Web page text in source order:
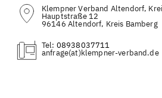
Klempner Verband Altendorf,
Hauptstraße 12
96146 Altendorf, Kreis Bamberg
Tel: 08938037711
(at)